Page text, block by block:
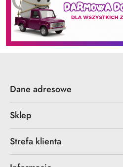
Dane adresowe
Sklep
Strefa klienta